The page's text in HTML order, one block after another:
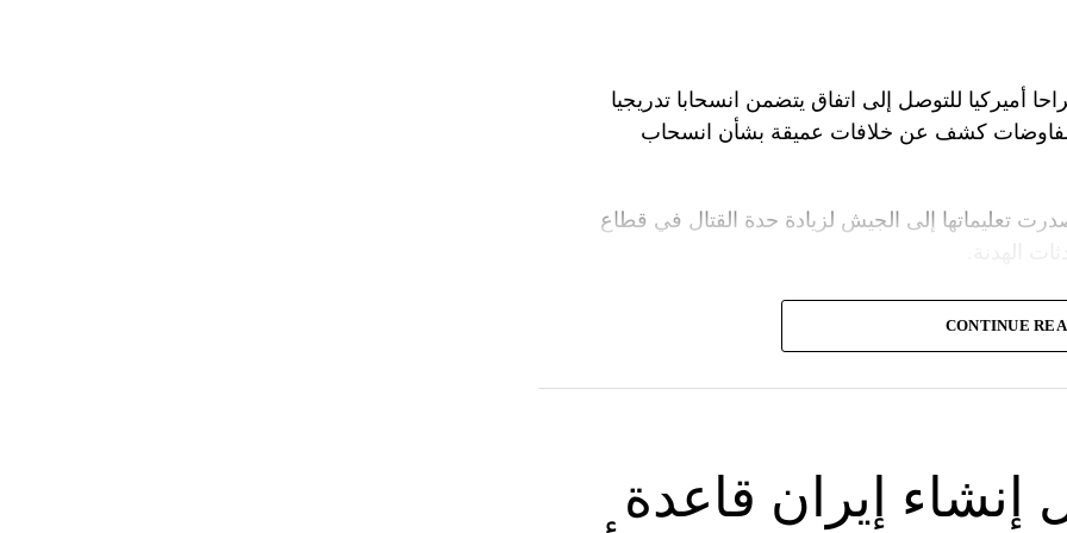
أميركيا للتوصل إلى اتفاق يتضمن انسحابا تدريجيا
كشف عن خلافات عميقة بشأن انسحاب
تعليماتها إلى الجيش لزيادة حدة القتال في قطاع
الأمنية تقدّر أن يمارس وزير الخارجية الأميركية،
تصر على الاحتفاظ بقدرتها على العودة إلى
بشكل تام.
أنتوني بلينكن إلى إسرائيل في جولة هي
CONTINUE
إنشاء إيران قاعدة